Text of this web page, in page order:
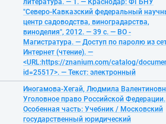
литература. — 1. — Краснодар: ФГБНУ
"Северо-Кавказский федеральный
центр садоводства, виноградарства,
виноделия", 2012. — 39 с. — ВО -
Магистратура. — Доступ по паролю из
Интернет (чтение). —
<URL:https://znanium.com/catalog/
id=25517>. — Текст: электронный
Иногамова-Хегай, Людмила
Уголовное право Российской Федерации.
Особенная часть: Учебник / Московский
государственный юридический